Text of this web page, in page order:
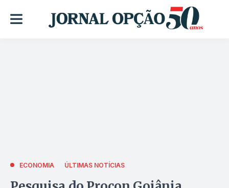
ECONOMIA ÚLTIMAS NOTÍCIAS